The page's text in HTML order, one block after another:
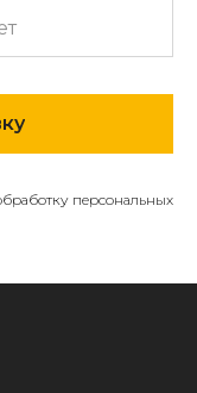
персональных